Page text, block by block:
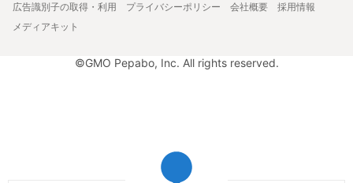
広告識別子の取得・利用
プライバシーポリシー 会社概要
採用情報
メディアキット
©GMO Pepabo, Inc. All rights reserved.